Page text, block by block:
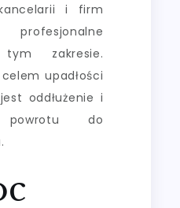
i firm
zakresie.
upadłości
oddłużenie i
powrotu do